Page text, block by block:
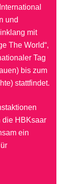
und
mit
The World“,
Tag
bis zum
stattfindet.
die HBKsaar
ein